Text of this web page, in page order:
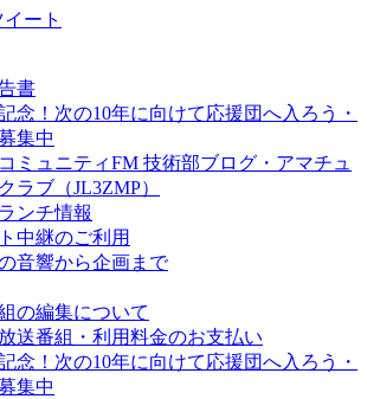
ート
書
念！次の10年に向けて応援団へ入ろう・
集中
ミュニティFM 技術部ブログ・アマチュ
ラブ（JL3ZMP）
ンチ情報
中継のご利用
音響から企画まで
の編集について
送番組・利用料金のお支払い
念！次の10年に向けて応援団へ入ろう・
集中